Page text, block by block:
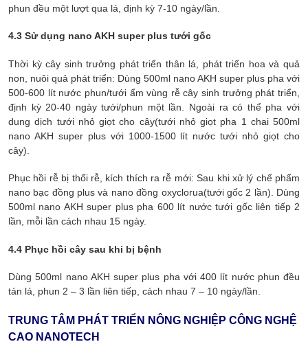
phun đều một lượt qua lá, định kỳ 7-10 ngày/lần.
4.3 Sử dụng nano AKH super plus tưới gốc
Thời kỳ cây sinh trưởng phát triển thân lá, phát triển hoa và quả
non, nuôi quả phát triển: Dùng 500ml nano AKH super plus pha với
500-600 lít nước phun/tưới ẩm vùng rễ cây sinh trưởng phát triển,
định kỳ 20-40 ngày tưới/phun một lần. Ngoài ra có thể pha với
dung dịch tưới nhỏ giọt cho cây(tưới nhỏ giọt pha 1 chai 500ml
nano AKH super plus với 1000-1500 lít nước tưới nhỏ giọt cho
cây).
Phục hồi rễ bị thối rễ, kích thích ra rễ mới: Sau khi xử lý chế phẩm
nano bạc đồng plus và nano đồng oxyclorua(tưới gốc 2 lần). Dùng
500ml nano AKH super plus pha 600 lít nước tưới gốc liên tiếp 2
lần, mỗi lần cách nhau 15 ngày.
4.4 Phục hồi cây sau khi bị bệnh
Dùng 500ml nano AKH super plus pha với 400 lít nước phun đều
tán lá, phun 2 – 3 lần liên tiếp, cách nhau 7 – 10 ngày/lần.
TRUNG TÂM PHÁT TRIỂN NÔNG NGHIỆP CÔNG NGHỆ
CAO NANOTECH